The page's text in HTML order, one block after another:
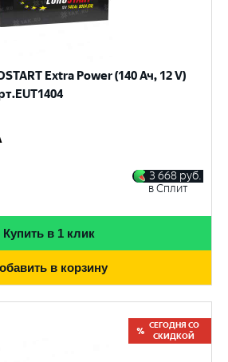
Extra Power (140 Ач, 12 V)
3 668 руб.
в Сплит
Купить в 1 клик
в корзину
СЕГОДНЯ СО
СКИДКОЙ